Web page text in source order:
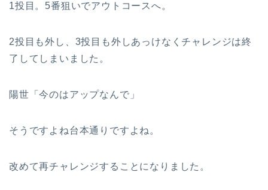
1投目。5番狙いでアウトコースへ。
2投目も外し、3投目も外しあっけなくチャレンジは終
了してしまいました。
陽世「今のはアップなんで」
そうですよね台本通りですよね。
改めて再チャレンジすることになりました。